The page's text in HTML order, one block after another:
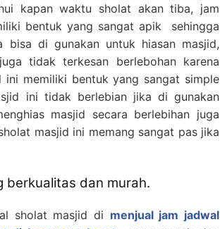
kapan waktu sholat akan tiba, jam
bentuk yang sangat apik sehingga
di gunakan untuk hiasan masjid,
tidak terkesan berlebohan karena
memiliki bentuk yang sangat simple
ini tidak berlebian jika di gunakan
masjid secara berlebihan juga
masjid ini memang sangat pas jika
berkualitas dan murah.
sholat masjid di menjual jam jadwal